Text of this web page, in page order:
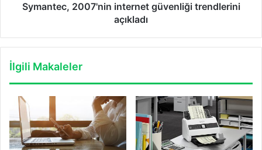
Symantec, 2007'nin internet güvenliği trendlerini
açıkladı
İlgili Makaleler